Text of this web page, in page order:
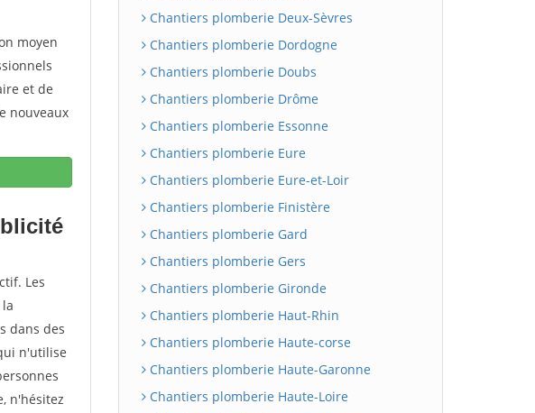
moyen
et de
nouveaux
Les
dans des
n'utilise
n'hésitez
Chantiers plomberie Deux-Sèvres
Chantiers plomberie Dordogne
Chantiers plomberie Doubs
Chantiers plomberie Drôme
Chantiers plomberie Essonne
Chantiers plomberie Eure
Chantiers plomberie Eure-et-Loir
Chantiers plomberie Finistère
Chantiers plomberie Gard
Chantiers plomberie Gers
Chantiers plomberie Gironde
Chantiers plomberie Haut-Rhin
Chantiers plomberie Haute-corse
Chantiers plomberie Haute-Garonne
Chantiers plomberie Haute-Loire